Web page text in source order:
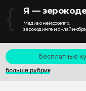
{ Я —
Медиа о нейросетях,
зерокодинге и онлайн-
бесплатные
больше рубрик